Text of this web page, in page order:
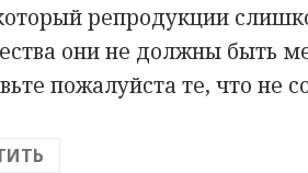
репродукции
они не должны быть
пожалуйста те, что не